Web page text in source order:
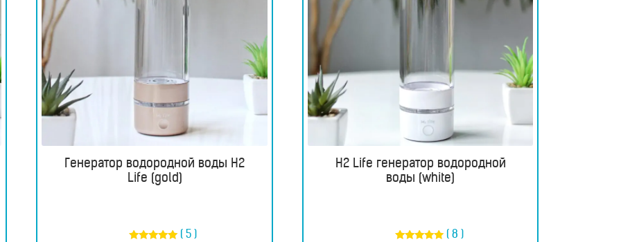
Генератор водородной воды H2
Life (gold)
( 5 )
H2 Life генератор водородной
воды (white)
( 8 )